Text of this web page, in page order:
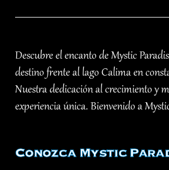
Descubre el encanto de Mystic
destino frente al lago Calima en
Nuestra dedicación al crecimiento y
experiencia única. Bienvenido a
Conozca Mystic